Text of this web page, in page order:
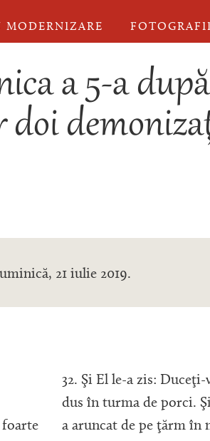
MODERNIZARE FOTOGRAFII
a 5-a
doi
21 iulie 2019.
foarte
32. Şi El le-a zis:
dus în turma de porci.
a aruncat de pe ţărm în